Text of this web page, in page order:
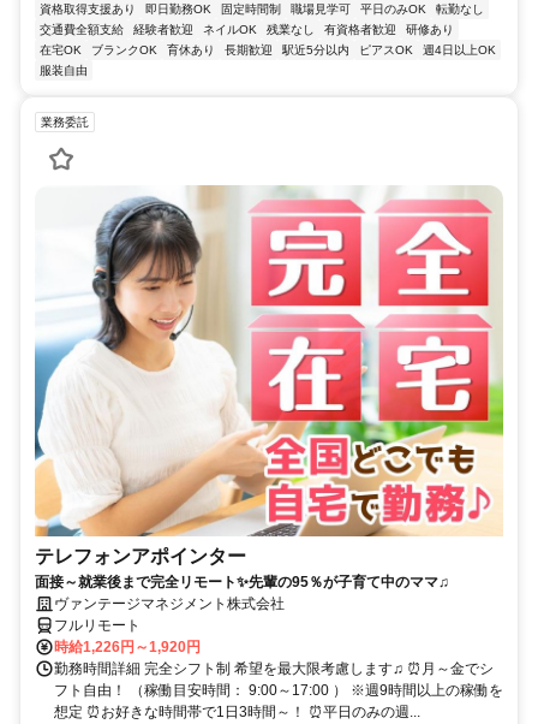
資格取得支援あり 即日勤務OK 固定時間制 職場見学可 平日のみOK
転勤なし
交通費全額支給
経験者歓迎 ネイルOK 残業なし 有資格者歓迎
研修あり
在宅OK
ブランクOK 育休あり 長期歓迎 駅近5分以内 ピアスOK
週4日以上OK
服装自由
業務委託
テレフォンアポインター
面接～就業後まで完全リモート✨先輩の95％が子育て中のママ♫
ヴァンテージマネジメント株式会社
フルリモート
時給1,226円～1,920円
勤務時間詳細 完全シフト制 希望を最大限考慮します♫ ⏰月～金でシ
フト自由！ （稼働目安時間： 9:00～17:00 ） ※週9時間以上の稼働を
想定 ⏰お好きな時間帯で1日3時間～！ ⏰平日のみの週...